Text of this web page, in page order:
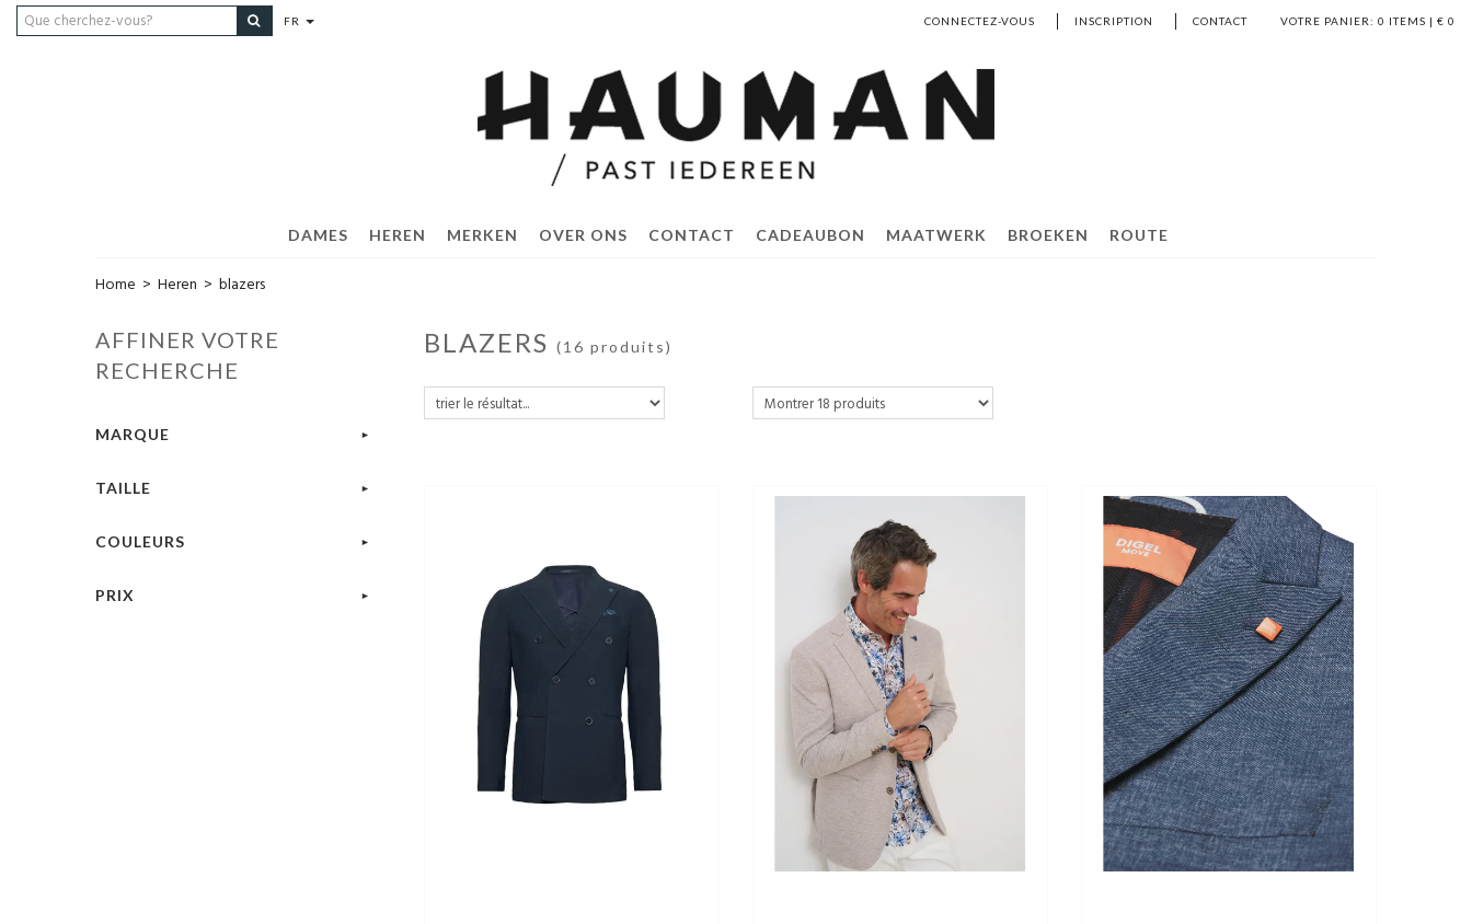
FR VOTRE PANIER: 0 ITEMS | € 0
CONNECTEZ-VOUS INSCRIPTION CONTACT
DAMES HEREN MERKEN OVER ONS CONTACT CADEAUBON MAATWERK BROEKEN ROUTE
Home > Heren > blazers
AFFINER VOTRE
RECHERCHE
MARQUE
TAILLE
COULEURS
PRIX
BLAZERS (16 produits)